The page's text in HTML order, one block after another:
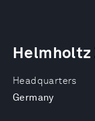
Headquarters
Germany
Helmholtz